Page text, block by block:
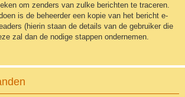
om zenders van zulke berichten te traceren.
is de beheerder een kopie van het bericht e-
(hierin staan de details van de gebruiker die
zal dan de nodige stappen ondernemen.